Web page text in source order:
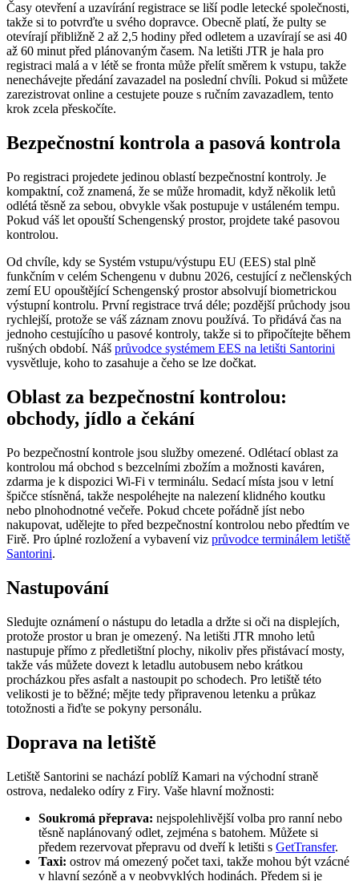
Časy otevření a uzavírání registrace se liší podle letecké společnosti,
takže si to potvrďte u svého dopravce. Obecně platí, že pulty se
otevírají přibližně 2 až 2,5 hodiny před odletem a uzavírají se asi 40
až 60 minut před plánovaným časem. Na letišti JTR je hala pro
registraci malá a v létě se fronta může přelít směrem k vstupu, takže
nenechávejte předání zavazadel na poslední chvíli. Pokud si můžete
zarezistrovat online a cestujete pouze s ručním zavazadlem, tento
krok zcela přeskočíte.
Bezpečnostní kontrola a pasová kontrola
Po registraci projedete jedinou oblastí bezpečnostní kontroly. Je
kompaktní, což znamená, že se může hromadit, když několik letů
odlétá těsně za sebou, obvykle však postupuje v ustáleném tempu.
Pokud váš let opouští Schengenský prostor, projdete také pasovou
kontrolou.
Od chvíle, kdy se Systém vstupu/výstupu EU (EES) stal plně
funkčním v celém Schengenu v dubnu 2026, cestující z nečlenských
zemí EU opouštějící Schengenský prostor absolvují biometrickou
výstupní kontrolu. První registrace trvá déle; pozdější průchody jsou
rychlejší, protože se váš záznam znovu používá. To přidává čas na
jednoho cestujícího u pasové kontroly, takže si to připočítejte během
rušných období. Náš průvodce systémem EES na letišti Santorini
vysvětluje, koho to zasahuje a čeho se lze dočkat.
Oblast za bezpečnostní kontrolou:
obchody, jídlo a čekání
Po bezpečnostní kontrole jsou služby omezené. Odlétací oblast za
kontrolou má obchod s bezcelními zbožím a možnosti kaváren,
zdarma je k dispozici Wi-Fi v terminálu. Sedací místa jsou v letní
špičce stísněná, takže nespoléhejte na nalezení klidného koutku
nebo plnohodnotné večeře. Pokud chcete pořádně jíst nebo
nakupovat, udělejte to před bezpečnostní kontrolou nebo předtím ve
Firě. Pro úplné rozložení a vybavení viz průvodce terminálem letiště
Santorini.
Nastupování
Sledujte oznámení o nástupu do letadla a držte si oči na displejích,
protože prostor u bran je omezený. Na letišti JTR mnoho letů
nastupuje přímo z předletištní plochy, nikoliv přes přistávací mosty,
takže vás můžete dovezt k letadlu autobusem nebo krátkou
procházkou přes asfalt a nastoupit po schodech. Pro letiště této
velikosti je to běžné; mějte tedy připravenou letenku a průkaz
totožnosti a řiďte se pokyny personálu.
Doprava na letiště
Letiště Santorini se nachází poblíž Kamari na východní straně
ostrova, nedaleko odíry z Firy. Vaše hlavní možnosti:
Soukromá přeprava: nejspolehlivější volba pro ranní nebo
těsně naplánovaný odlet, zejména s batohem. Můžete si
předem rezervovat přepravu od dveří k letišti s GetTransfer.
Taxi: ostrov má omezený počet taxi, takže mohou být vzácné
v hlavní sezóně a v neobvyklých hodinách. Předem si je